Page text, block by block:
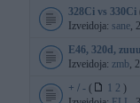
328Ci vs 330Ci
Izveidoja: sane,
E46, 320d,
Izveidoja: zmb,
+ / - ( 1 2 )